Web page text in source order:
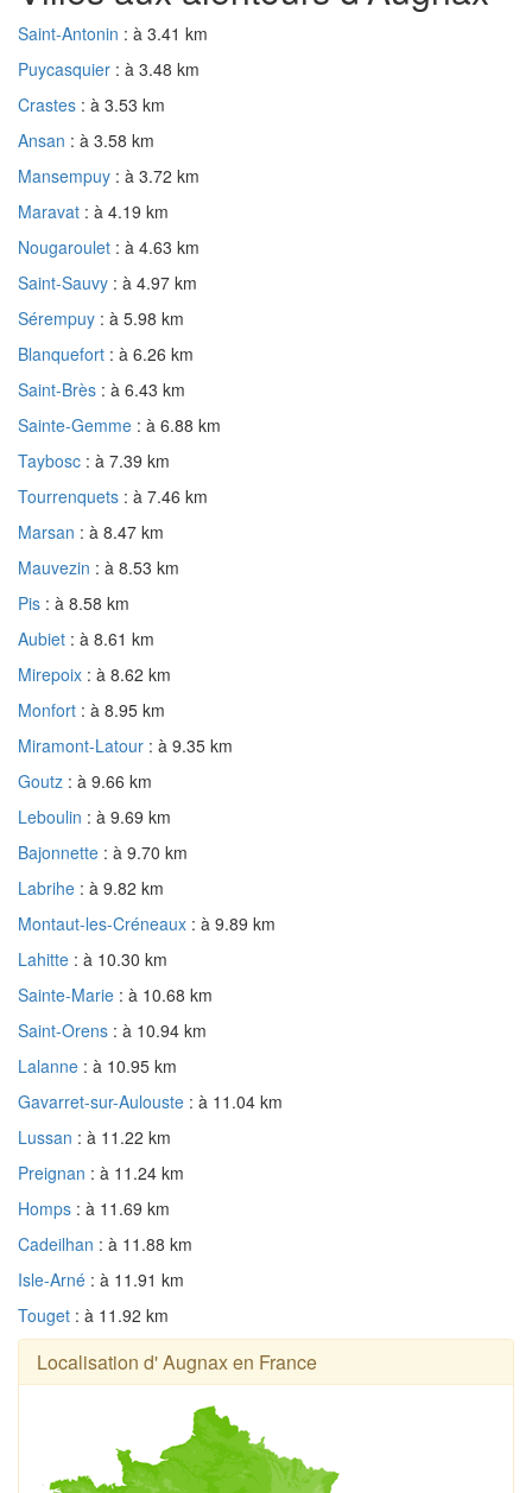
Saint-Antonin : à 3.41 km
Puycasquier : à 3.48 km
Crastes : à 3.53 km
Ansan : à 3.58 km
Mansempuy : à 3.72 km
Maravat : à 4.19 km
Nougaroulet : à 4.63 km
Saint-Sauvy : à 4.97 km
Sérempuy : à 5.98 km
Blanquefort : à 6.26 km
Saint-Brès : à 6.43 km
Sainte-Gemme : à 6.88 km
Taybosc : à 7.39 km
Tourrenquets : à 7.46 km
Marsan : à 8.47 km
Mauvezin : à 8.53 km
Pis : à 8.58 km
Aubiet : à 8.61 km
Mirepoix : à 8.62 km
Monfort : à 8.95 km
Miramont-Latour : à 9.35 km
Goutz : à 9.66 km
Leboulin : à 9.69 km
Bajonnette : à 9.70 km
Labrihe : à 9.82 km
Montaut-les-Créneaux : à 9.89 km
Lahitte : à 10.30 km
Sainte-Marie : à 10.68 km
Saint-Orens : à 10.94 km
Lalanne : à 10.95 km
Gavarret-sur-Aulouste : à 11.04 km
Lussan : à 11.22 km
Preignan : à 11.24 km
Homps : à 11.69 km
Cadeilhan : à 11.88 km
Isle-Arné : à 11.91 km
Touget : à 11.92 km
Localisation d' Augnax en France